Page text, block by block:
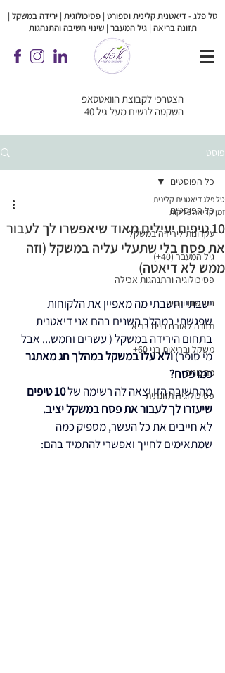
טל פלג - דיאטנית קלינית וספורט | פסיכולוגית | ירידה במשקל |
תזונה בריאה | גיל המעבר | שינוי חשיבה והתנהגות
הצטרפי לקבוצת הוואטסאפ
השקטה לנשים מעל גיל 40
פוסט
כל הפוסטים
עקרונות לירידה במשקל
גיל המעבר (40+)
פסיכולוגיה והתנהגות אכילה
חופשות וחגים
תזונה לאורח חיים בריא
משקל ובריאות בני 60+
מתכונים
פסיכולוגיה תזונתית
כל הפוסטים
10 טיפים יעילים מאוד שיאפשרו לך לעבור
את פסח בלי שתעלי עליה במשקל (וזה
ממש לא דיאטה)
טל פלג דיאטנית קלינית
זמן קריאה 3 דקות
ישבתי וחשבתי מה מאפיין את הלקוחות
שפגשתי במהלך השנים בהם אני דיאטנית
בתחום הירידה במשקל ( עשרים וחמש... אבל
מי סופר) ולא עלו במשקל במהלך חג מאתגר
כמו פסח?
מהחשיבה הזו יצאה לה רשימה של
10 טיפים
שיעזרו לך לעבור את פסח במשקל יציב.
לא חייבים את כל העשר, מספיק כמה
שמתאימים לחייך ואפשרי להתמיד בהם: